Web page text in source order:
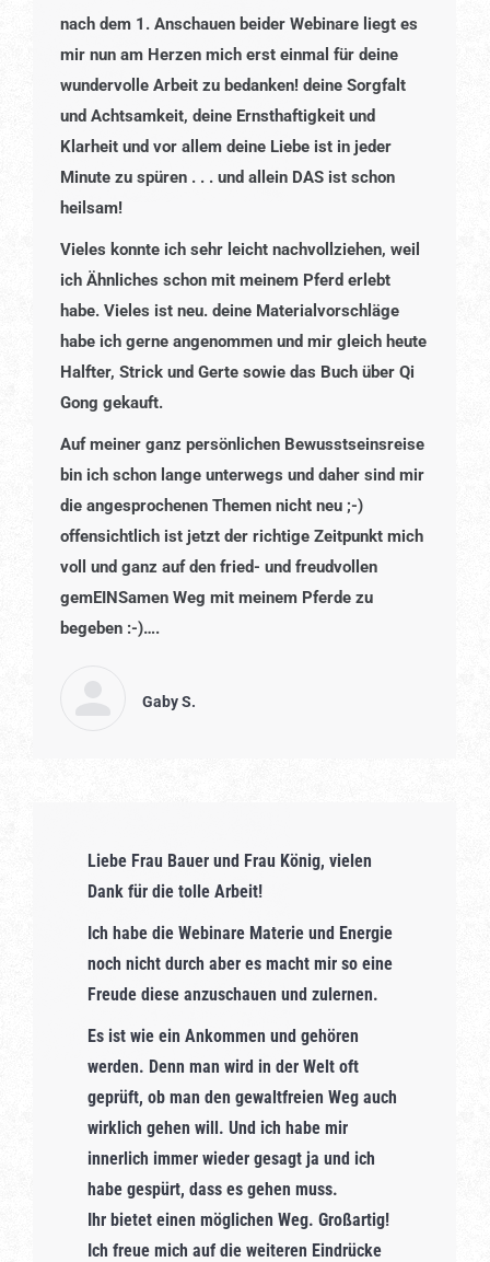
nach dem 1. Anschauen beider Webinare liegt es
mir nun am Herzen mich erst einmal für deine
wundervolle Arbeit zu bedanken! deine Sorgfalt
und Achtsamkeit, deine Ernsthaftigkeit und
Klarheit und vor allem deine Liebe ist in jeder
Minute zu spüren . . . und allein DAS ist schon
heilsam!
Vieles konnte ich sehr leicht nachvollziehen, weil
ich Ähnliches schon mit meinem Pferd erlebt
habe. Vieles ist neu. deine Materialvorschläge
habe ich gerne angenommen und mir gleich heute
Halfter, Strick und Gerte sowie das Buch über Qi
Gong gekauft.
Auf meiner ganz persönlichen Bewusstseinsreise
bin ich schon lange unterwegs und daher sind mir
die angesprochenen Themen nicht neu ;-)
offensichtlich ist jetzt der richtige Zeitpunkt mich
voll und ganz auf den fried- und freudvollen
gemEINSamen Weg mit meinem Pferde zu
begeben :-)….
Gaby S.
Liebe Frau Bauer und Frau König, vielen
Dank für die tolle Arbeit!
Ich habe die Webinare Materie und Energie
noch nicht durch aber es macht mir so eine
Freude diese anzuschauen und zulernen.
Es ist wie ein Ankommen und gehören
werden. Denn man wird in der Welt oft
geprüft, ob man den gewaltfreien Weg auch
wirklich gehen will. Und ich habe mir
innerlich immer wieder gesagt ja und ich
habe gespürt, dass es gehen muss.
Ihr bietet einen möglichen Weg. Großartig!
Ich freue mich auf die weiteren Eindrücke